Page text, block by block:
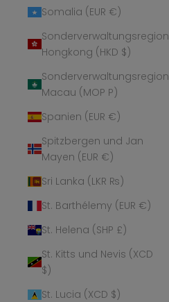
Somalia (EUR €)
Sonderverwaltungsregion
Hongkong (HKD $)
Sonderverwaltungsregion
Macau (MOP P)
Spanien (EUR €)
Spitzbergen und Jan
Mayen (EUR €)
Sri Lanka (LKR ₨)
St. Barthélemy (EUR €)
St. Helena (SHP £)
St. Kitts und Nevis (XCD
$)
St. Lucia (XCD $)